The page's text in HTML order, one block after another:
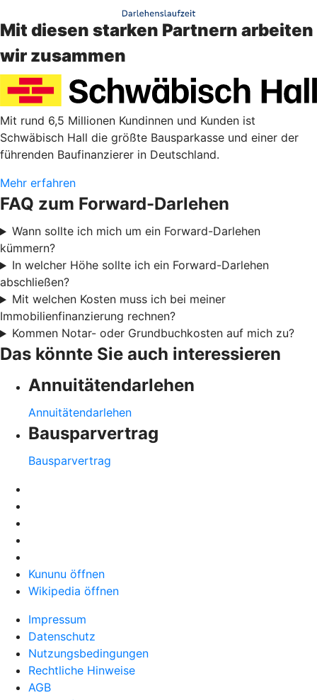
Mit diesen starken Partnern arbeiten
wir zusammen
Mit rund 6,5 Millionen Kundinnen und Kunden ist
Schwäbisch Hall die größte Bausparkasse und einer der
führenden Baufinanzierer in Deutschland.
Mehr erfahren
FAQ zum Forward-Darlehen
Wann sollte ich mich um ein Forward-Darlehen
kümmern?
In welcher Höhe sollte ich ein Forward-Darlehen
abschließen?
Mit welchen Kosten muss ich bei meiner
Immobilienfinanzierung rechnen?
Kommen Notar- oder Grundbuchkosten auf mich zu?
Das könnte Sie auch interessieren
Annuitätendarlehen
Annuitätendarlehen
Bausparvertrag
Bausparvertrag
Kununu öffnen
Wikipedia öffnen
Impressum
Datenschutz
Nutzungsbedingungen
Rechtliche Hinweise
AGB